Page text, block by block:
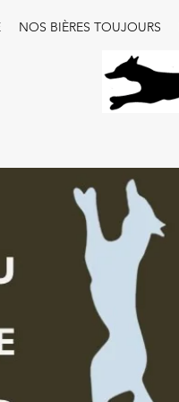
NOS BIÈRES TOUJOURS